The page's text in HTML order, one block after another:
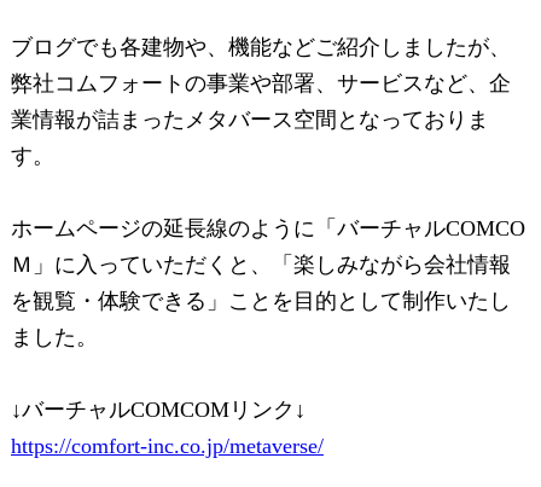
ブログでも各建物や、機能などご紹介しましたが、
弊社コムフォートの事業や部署、サービスなど、企
業情報が詰まったメタバース空間となっておりま
す。
ホームページの延長線のように「バーチャルCOMCO
Ｍ」に入っていただくと、「楽しみながら会社情報
を観覧・体験できる」ことを目的として制作いたし
ました。
↓バーチャルCOMCOMリンク↓
https://comfort-inc.co.jp/metaverse/